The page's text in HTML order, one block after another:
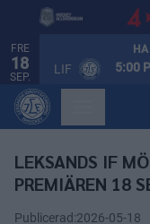
FRE
18
SEP.
HA
LIF 5:00
LEKSANDS IF
PREMIÄREN 18
Publicerad:2026-05-18